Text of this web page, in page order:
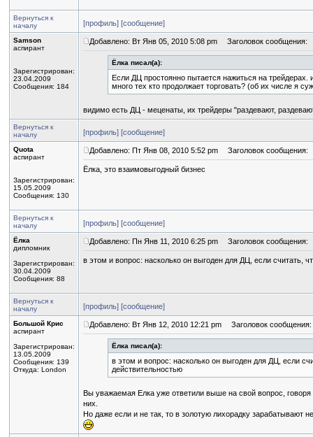
Вернуться к
началу
[профиль] [сообщение]
Samson
аспирант
Зарегистрирован:
23.04.2009
Сообщения: 184
Добавлено: Вт Янв 05, 2010 5:08 pm Заголовок сообщения:
Ёлка писал(а):
Если ДЦ простоянно пытается нажиться на
много тех кто продолжает торговать? (об их числе я
видимо есть ДЦ - меценаты, их трейдеры "раздевают,
Вернуться к
началу
[профиль] [сообщение]
Quota
аспирант
Зарегистрирован:
15.05.2009
Сообщения: 130
Добавлено: Пт Янв 08, 2010 5:52 pm Заголовок сообщения:
Ёлка, это взаимовыгодный бизнес
Вернуться к
началу
[профиль] [сообщение]
Ёлка
дипломник
Зарегистрирован:
30.04.2009
Сообщения: 88
Добавлено: Пн Янв 11, 2010 6:25 pm Заголовок сообщения:
в этом и вопрос: насколько он выгоден для ДЦ, если считать,
Вернуться к
началу
[профиль] [сообщение]
Большой Крис
аспирант
Зарегистрирован:
13.05.2009
Сообщения: 139
Откуда: London
Добавлено: Вт Янв 12, 2010 12:21 pm Заголовок сообщения:
Ёлка писал(а):
в этом и вопрос: насколько он выгоден для ДЦ, если
действительностью
Вы уважаемая Елка уже ответили выше на свой вопрос,
них.
Но даже если и не так, то в золотую лихорадку зарабатывают